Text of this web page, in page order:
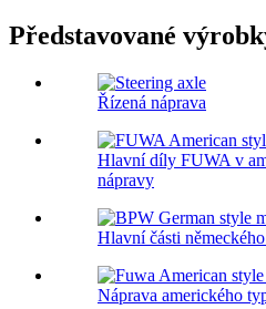
Představované
Řízená náprava
Hlavní díly FUWA v
nápravy
Hlavní části
Náprava amerického